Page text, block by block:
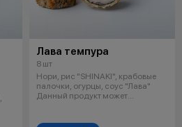
Лава темпура
8 шт
Нори, рис "SHINAKI", крабовые
палочки, огурцы, соус "Лава"
Данный продукт может